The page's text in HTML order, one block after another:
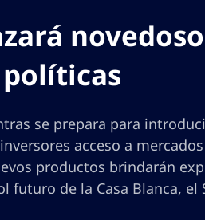
se prepara para
acceso a
productos brindarán
de la Casa Blanca, el